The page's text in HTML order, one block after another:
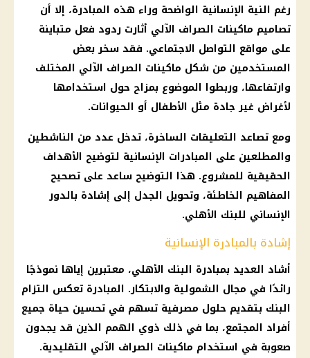
رغم النية الإنسانية الواضحة وراء هذه المبادرة، إلا أن
تصاميم ماكينات الصراف الآلي أثارت ردود فعل متباينة
على مواقع التواصل الاجتماعي. فقد سخر بعض
المستخدمين من شكل ماكينات الصراف الآلي المختلف
وارتفاعها، وربطوا الموضوع بمزاح حول استخدامها
لأغراض غير جادة مثل الأطفال أو الحيوانات.
ومع تصاعد التعليقات الساخرة، تدخل عدد من الناشطين
والمطلعين على المبادرات الإنسانية لتوضيح الأهداف
الحقيقية للمشروع. هذا التوضيح ساعد على تصحيح
المفاهيم الخاطئة، وتحويل الجدل إلى إشادة بالدور
الإنساني للبنك الأهلي.
إشادة بالمبادرة الإنسانية
أشاد العديد بمبادرة البنك الأهلي، معتبرين إياها نموذجًا
رائدًا في مجال الشمولية والابتكار. المبادرة تعكس التزام
البنك بتقديم حلول مصرفية تسهم في تحسين حياة جميع
أفراد المجتمع، بما في ذلك ذوي الهمم الذين قد يجدون
صعوبة في استخدام ماكينات الصراف الآلي التقليدية.